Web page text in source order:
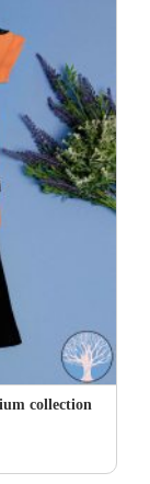
collection